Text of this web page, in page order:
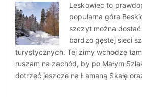
Leskowiec to
popularna góra
szczyt można
bardzo gęstej sieci
turystycznych. Tej zimy wchodzę
ruszam na zachód, by po Małym
dotrzeć jeszcze na Łamaną Skałę